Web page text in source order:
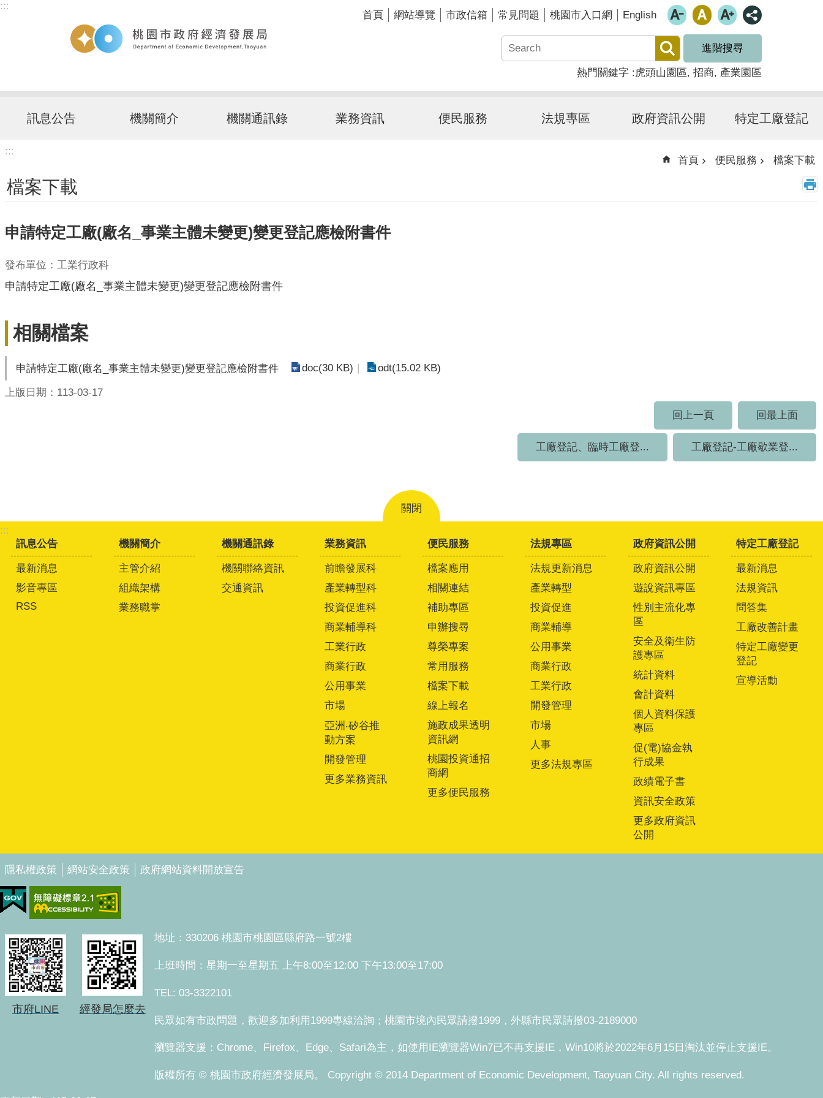
跳到主要內容區塊
:::
首頁 網站導覽 市政信箱 常見問題 桃園市入口網 English
進階搜尋
熱門關鍵字 虎頭山園區 招商 產業園區
訊息公告 機關簡介 機關通訊錄 業務資訊 便民服務 法規專區 政府資訊公開 特定工廠登記
:::
首頁 便民服務 檔案下載
檔案下載
申請特定工廠(廠名_事業主體未變更)變更登記應檢附書件
發布單位：工業行政科
申請特定工廠(廠名_事業主體未變更)變更登記應檢附書件
相關檔案
申請特定工廠(廠名_事業主體未變更)變更登記應檢附書件 doc(30 KB) odt(15.02 KB)
上版日期：113-03-17
回上一頁
回最上面
工廠登記、臨時工廠登... 工廠登記-工廠歇業登...
關閉
:::
訊息公告
最新消息
影音專區
RSS
機關簡介
主管介紹
組織架構
業務職掌
機關通訊錄
機關聯絡資訊
交通資訊
業務資訊
前瞻發展科
產業轉型科
投資促進科
商業輔導科
工業行政
商業行政
公用事業
市場
亞洲‧矽谷推
動方案
開發管理
更多業務資訊
便民服務
檔案應用
相關連結
補助專區
申辦搜尋
尊榮專案
常用服務
檔案下載
線上報名
施政成果透明
資訊網
桃園投資通招
商網
更多便民服務
法規專區
法規更新消息
產業轉型
投資促進
商業輔導
公用事業
商業行政
工業行政
開發管理
市場
人事
更多法規專區
政府資訊公開
政府資訊公開
遊說資訊專區
性別主流化專
區
安全及衛生防
護專區
統計資料
會計資料
個人資料保護
專區
促(電)協金執
行成果
政績電子書
資訊安全政策
更多政府資訊
公開
特定工廠登記
最新消息
法規資訊
問答集
工廠改善計畫
特定工廠變更
登記
宣導活動
隱私權政策 網站安全政策 政府網站資料開放宣告
市府LINE 經發局怎麼去
地址：330206 桃園市桃園區縣府路一號2樓
上班時間：星期一至星期五 上午8:00至12:00 下午13:00至17:00
TEL: 03-3322101
民眾如有市政問題，歡迎多加利用1999專線洽詢；桃園市境內民眾請撥1999，外縣市民眾請撥03-2189000
瀏覽器支援：Chrome、Firefox、Edge、Safari為主，如使用IE瀏覽器Win7已不再支援IE，Win10將於2022年6月15日淘汰並停止支援IE。
版權所有 © 桃園市政府經濟發展局。 Copyright © 2014 Department of Economic Development, Taoyuan City. All rights reserved.